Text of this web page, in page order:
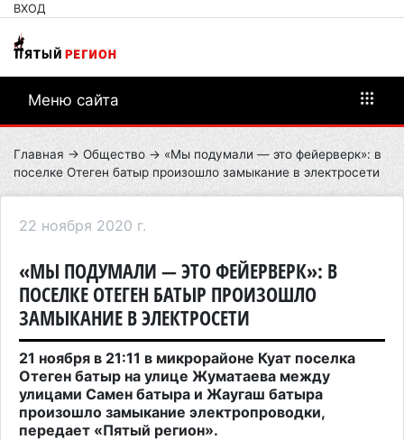
ВХОД
Меню сайта
Главная → Общество → «Мы подумали — это фейерверк»: в
поселке Отеген батыр произошло замыкание в электросети
22 ноября 2020 г.
«МЫ ПОДУМАЛИ — ЭТО ФЕЙЕРВЕРК»: В
ПОСЕЛКЕ ОТЕГЕН БАТЫР ПРОИЗОШЛО
ЗАМЫКАНИЕ В ЭЛЕКТРОСЕТИ
21 ноября в 21:11 в микрорайоне Куат поселка
Отеген батыр на улице Жуматаева между
улицами Самен батыра и Жаугаш батыра
произошло замыкание электропроводки,
передает «Пятый регион».